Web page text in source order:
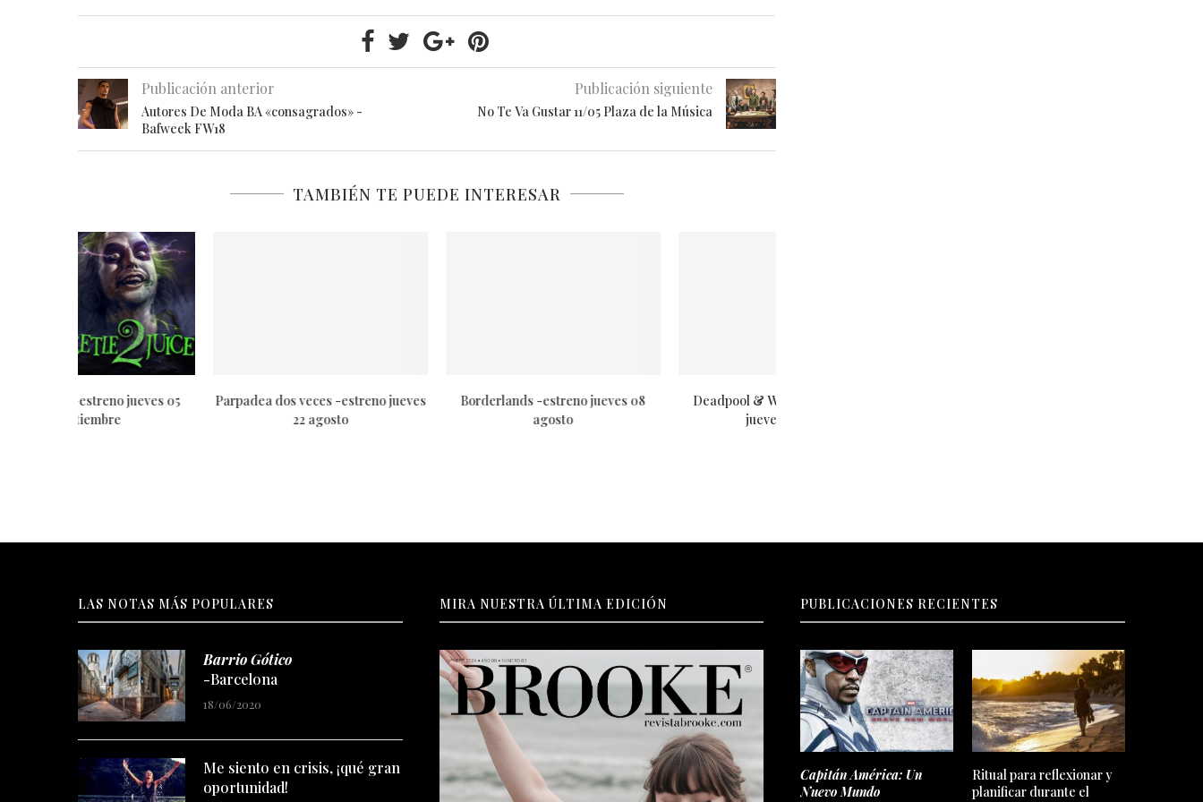
Publicación anterior
Autores De Moda BA «consagrados» -
Bafweek FW18
Publicación siguiente
No Te Va Gustar 11/05 Plaza de la Música
TAMBIÉN TE PUEDE INTERESAR
Parpadea dos veces -estreno jueves
Borderlands -estreno jueves 08
Deadpool & Wolverine -estreno
LAS NOTAS MÁS POPULARES
Barrio Gótico
-Barcelona
18/06/2020
Me siento en crisis, ¡qué gran
oportunidad!
MIRA NUESTRA ÚLTIMA EDICIÓN PUBLICACIONES RECIENTES
Capitán América: Un
Nuevo Mundo
Ritual para reflexionar y
planificar durante el